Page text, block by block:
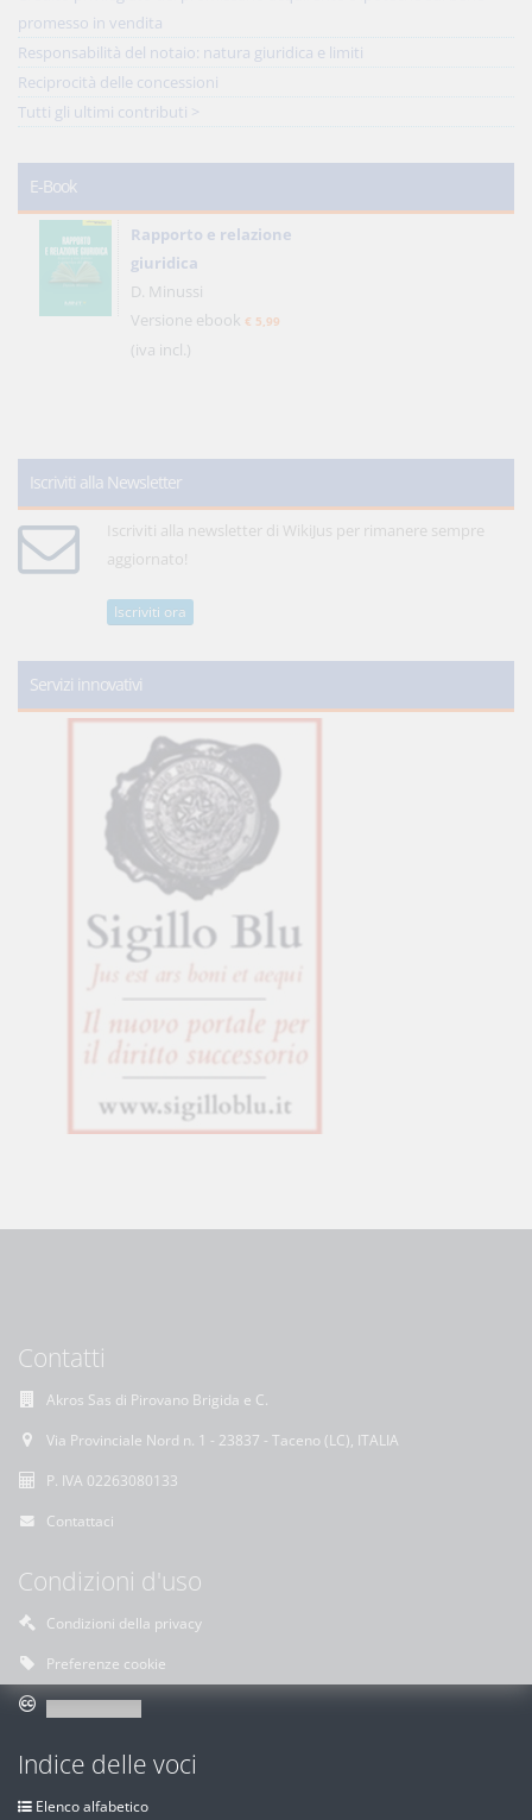
promesso in vendita
Responsabilità del notaio: natura giuridica e limiti
Reciprocità delle concessioni
Tutti gli ultimi contributi >
E-Book
Rapporto e relazione
giuridica
D. Minussi
Versione ebook € 5,99
(iva incl.)
Iscriviti alla Newsletter
Iscriviti alla newsletter di WikiJus per rimanere sempre
aggiornato!
Iscriviti ora
Servizi innovativi
Contatti
Akros Sas di Pirovano Brigida e C.
Via Provinciale Nord n. 1 - 23837 - Taceno (LC), ITALIA
P. IVA 02263080133
Contattaci
Condizioni d'uso
Condizioni della privacy
Preferenze cookie
Indice delle voci
Elenco alfabetico